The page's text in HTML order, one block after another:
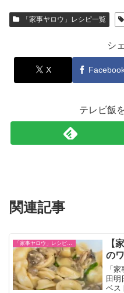
「家事ヤロウ」レシピ一覧
シ
X
テレビ飯
関連記事
【
の
「
田明
ベス